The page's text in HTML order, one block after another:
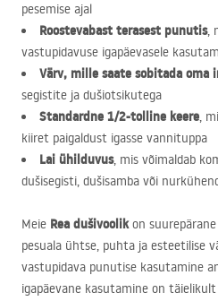
pesemise ajal
Roostevabast terasest punutis,
vastupidavuse igapäevasele
Värv, mille saate sobitada oma
segistite ja dušiotsikutega
Standardne 1/2-tolline keere,
kiiret paigaldust igasse vannituppa
Lai ühilduvus, mis võimaldab
dušisegisti, dušisamba või
Meie Rea dušivoolikon
pesuala ühtse, puhta ja esteetilise
vastupidava punutise kasutamine
igapäevane kasutamine on